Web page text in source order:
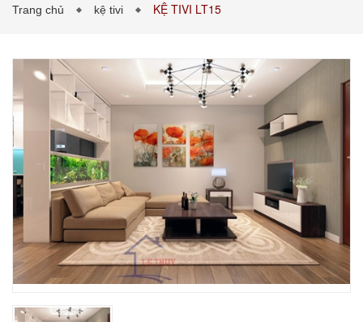
BẢNG GIÁ VẬT LIỆU LIÊN HỆ 0989043453
Trang chủ kệ tivi KỆ TIVI LT15